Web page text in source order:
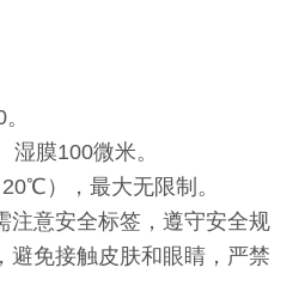
湿膜100微米。
），最大无限制。
注意安全标签，遵守安全规
避免接触皮肤和眼睛，严禁